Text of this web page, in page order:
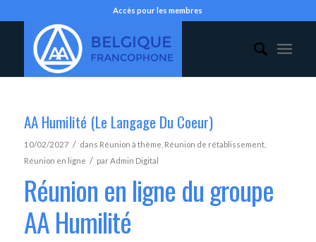
Accès pour les membres
AA Humilité (Le Langage Du Coeur)
10/02/2027 / dans Réunion à thème Réunion de rétablissement,
Réunion en ligne / parAdmin Digital
Réunion en ligne du groupe
AA Humilité